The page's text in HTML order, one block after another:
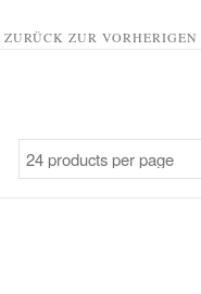
ZURÜCK ZUR VORHERIGEN